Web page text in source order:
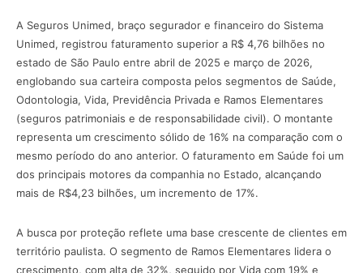
A Seguros Unimed, braço segurador e financeiro do Sistema
Unimed, registrou faturamento superior a R$ 4,76 bilhões no
estado de São Paulo entre abril de 2025 e março de 2026,
englobando sua carteira composta pelos segmentos de Saúde,
Odontologia, Vida, Previdência Privada e Ramos Elementares
(seguros patrimoniais e de responsabilidade civil). O montante
representa um crescimento sólido de 16% na comparação com o
mesmo período do ano anterior. O faturamento em Saúde foi um
dos principais motores da companhia no Estado, alcançando
mais de R$4,23 bilhões, um incremento de 17%.
A busca por proteção reflete uma base crescente de clientes em
território paulista. O segmento de Ramos Elementares lidera o
crescimento, com alta de 32%, seguido por Vida com 19% e